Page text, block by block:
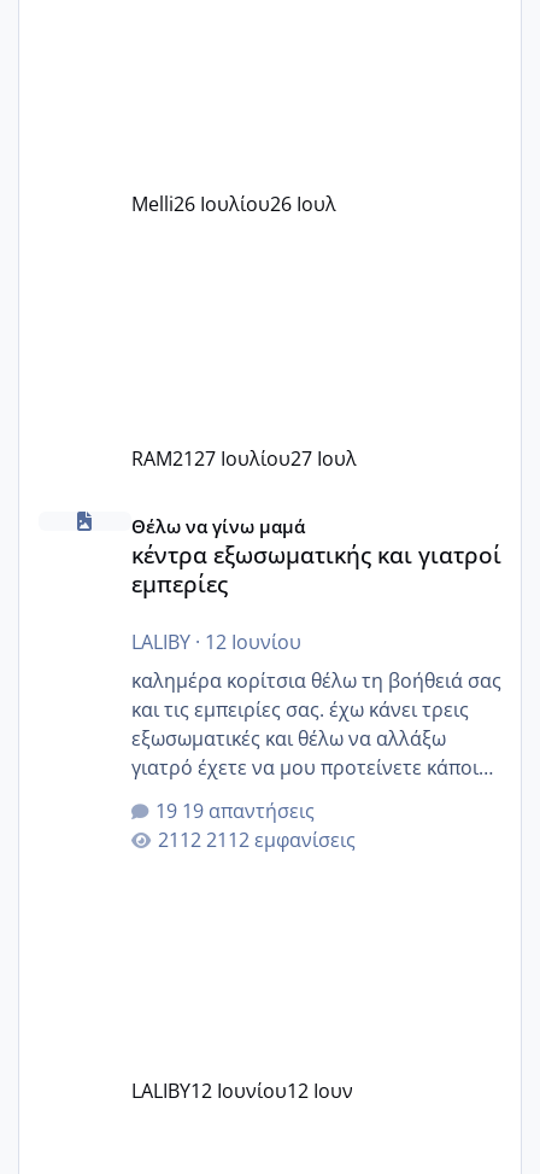
Εγώ πήγα σε έναν ιδιωτικό παιδικό στ
Melli26 Ιουλίου26 Ιουλ
RAM2127 Ιουλίου27 Ιουλ
κέντρα εξωσωματικής και γιατροί εμπερίες
Θέλω να γίνω μαμά
κέντρα εξωσωματικής και γιατροί
εμπερίες
LALIBY· 12 Ιουνίου
καλημέρα κορίτσια θέλω τη βοήθειά σας
και τις εμπειρίες σας. έχω κάνει τρεις
εξωσωματικές και θέλω να αλλάξω
γιατρό έχετε να μου προτείνετε κάποιον
που μείνατε ευχαριστημένες και είχατε
επιιτυχία? έκανα στο υγεία με τον
ζερβομανωλάκη (δεν το εψαξε καθόλου
19 απαντήσεις
2112 εμφανίσεις
LALIBY12 Ιουνίου12 Ιουν